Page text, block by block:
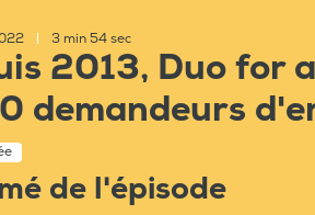
3 min 54 sec
2013, Duo for
demandeurs
de l'épisode